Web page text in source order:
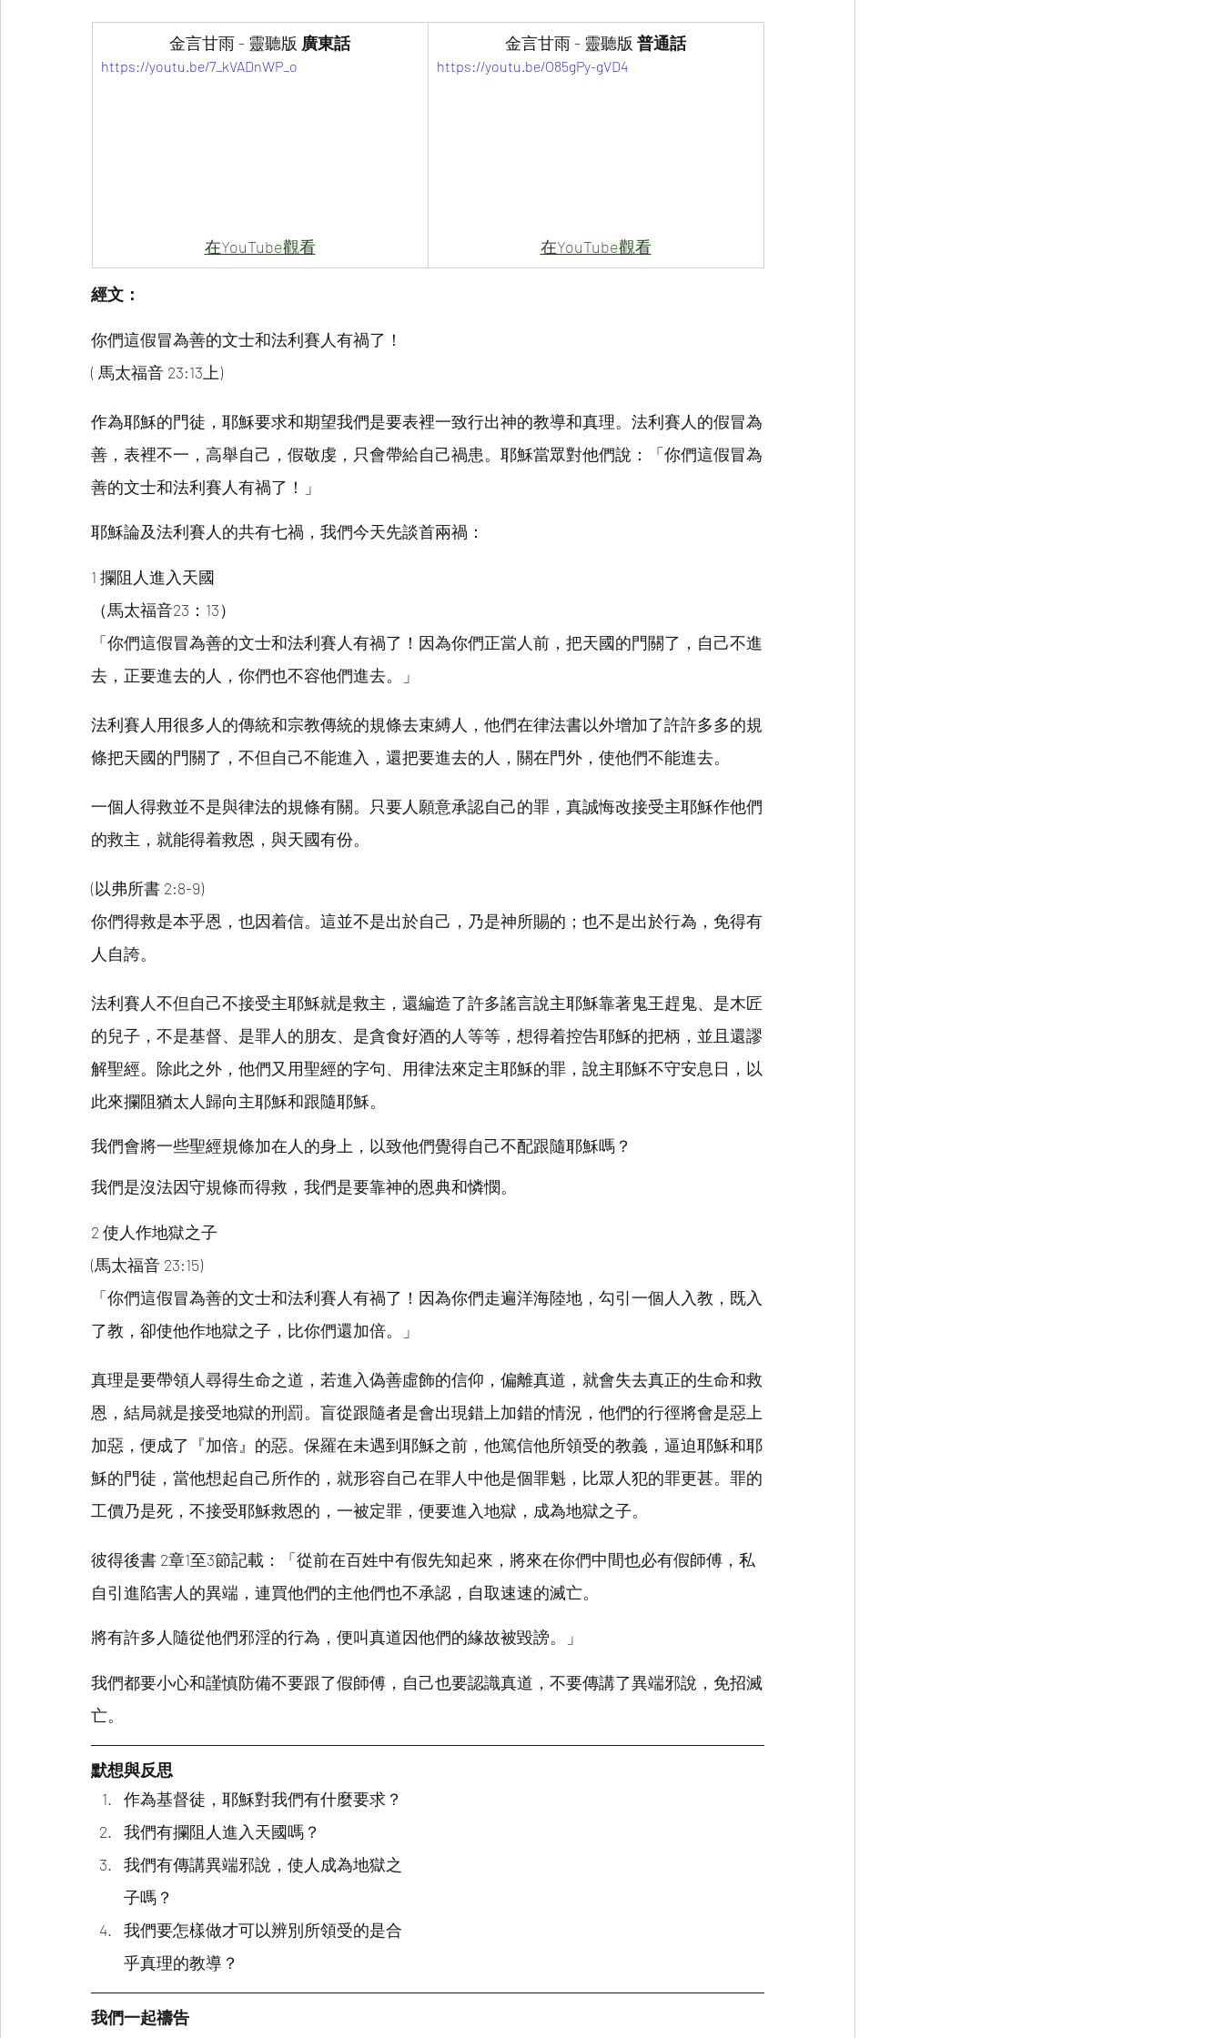
金言甘雨 - 靈聽版 廣東話
https://youtu.be/7_kVADnWP_o
在YouTube觀看
金言甘雨 - 靈聽版 普通話
https://youtu.be/O85gPy-gVD4
在YouTube觀看
經文：
你們這假冒為善的文士和法利賽人有禍了！
( 馬太福音 23:13上)
作為耶穌的門徒，耶穌要求和期望我們是要表裡一致行出神的教導和真理。法利賽人的假冒為
善，表裡不一，高舉自己，假敬虔，只會帶給自己禍患。耶穌當眾對他們說：「你們這假冒為
善的文士和法利賽人有禍了！」
耶穌論及法利賽人的共有七禍，我們今天先談首兩禍：
1 攔阻人進入天國
（馬太福音23：13）
「你們這假冒為善的文士和法利賽人有禍了！因為你們正當人前，把天國的門關了，自己不進
去，正要進去的人，你們也不容他們進去。」
法利賽人用很多人的傳統和宗教傳統的規條去束縛人，他們在律法書以外增加了許許多多的規
條把天國的門關了，不但自己不能進入，還把要進去的人，關在門外，使他們不能進去。
一個人得救並不是與律法的規條有關。只要人願意承認自己的罪，真誠悔改接受主耶穌作他們
的救主，就能得着救恩，與天國有份。
(以弗所書 2:8-9)
你們得救是本乎恩，也因着信。這並不是出於自己，乃是神所賜的；也不是出於行為，免得有
人自誇。
法利賽人不但自己不接受主耶穌就是救主，還編造了許多謠言說主耶穌靠著鬼王趕鬼、是木匠
的兒子，不是基督、是罪人的朋友、是貪食好酒的人等等，想得着控告耶穌的把柄，並且還謬
解聖經。除此之外，他們又用聖經的字句、用律法來定主耶穌的罪，說主耶穌不守安息日，以
此來攔阻猶太人歸向主耶穌和跟隨耶穌。
我們會將一些聖經規條加在人的身上，以致他們覺得自己不配跟隨耶穌嗎？
我們是沒法因守規條而得救，我們是要靠神的恩典和憐憫。
2 使人作地獄之子
(馬太福音 23:15)
「你們這假冒為善的文士和法利賽人有禍了！因為你們走遍洋海陸地，勾引一個人入教，既入
了教，卻使他作地獄之子，比你們還加倍。」
真理是要帶領人尋得生命之道，若進入偽善虛飾的信仰，偏離真道，就會失去真正的生命和救
恩，結局就是接受地獄的刑罰。盲從跟隨者是會出現錯上加錯的情況，他們的行徑將會是惡上
加惡，便成了『加倍』的惡。保羅在未遇到耶穌之前，他篤信他所領受的教義，逼迫耶穌和耶
穌的門徒，當他想起自己所作的，就形容自己在罪人中他是個罪魁，比眾人犯的罪更甚。罪的
工價乃是死，不接受耶穌救恩的，一被定罪，便要進入地獄，成為地獄之子。
彼得後書 2章1至3節記載：「從前在百姓中有假先知起來，將來在你們中間也必有假師傅，私
自引進陷害人的異端，連買他們的主他們也不承認，自取速速的滅亡。
將有許多人隨從他們邪淫的行為，便叫真道因他們的緣故被毀謗。」
我們都要小心和謹慎防備不要跟了假師傅，自己也要認識真道，不要傳講了異端邪說，免招滅
亡。
默想與反思
作為基督徒，耶穌對我們有什麼要求？
我們有攔阻人進入天國嗎？
我們有傳講異端邪說，使人成為地獄之
子嗎？
我們要怎樣做才可以辨別所領受的是合
乎真理的教導？
我們一起禱告